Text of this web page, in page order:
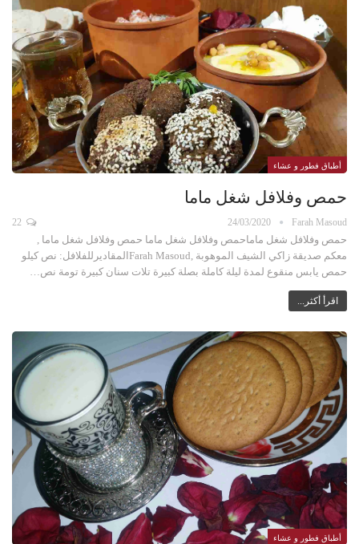
أطباق فطور و عشاء
حمص وفلافل شغل ماما
Farah Masoud
24/03/2020
حمص وفلافل شغل ماماحمص وفلافل شغل ماما حمص وفلافل شغل ماما ,
معكم صديقة زاكي الشيف الموهوبة ,Farah Masoudالمقاديرللفلافل: نص كيلو
حمص يابس منقوع لمدة ليلة كاملة بصلة كبيرة تلات سنان كبيرة تومة نص…
اقرأ أكثر...
أطباق فطور و عشاء